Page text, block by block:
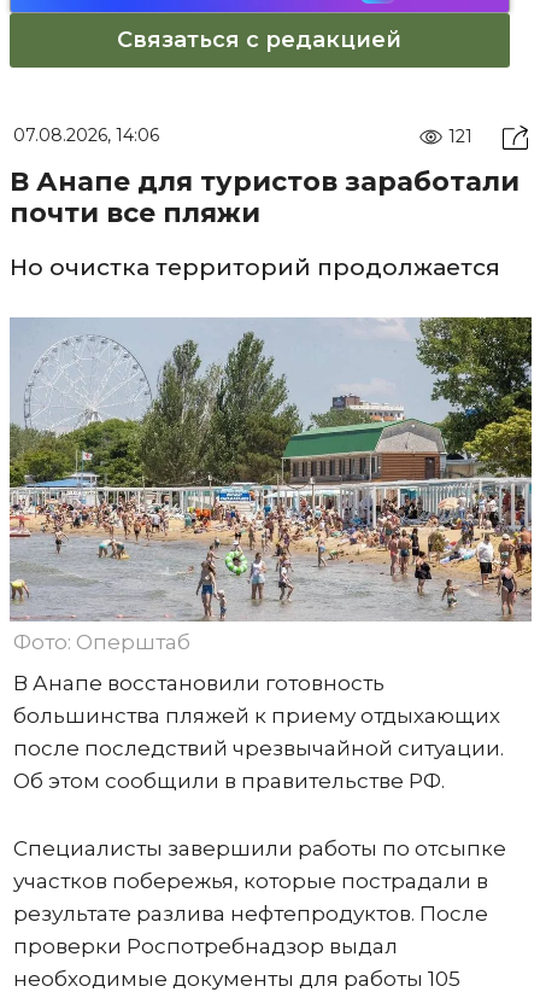
Связаться с редакцией
07.08.2026, 14:06 121
В Анапе для туристов заработали
почти все пляжи
Но очистка территорий продолжается
Фото: Оперштаб
В Анапе восстановили готовность
большинства пляжей к приему отдыхающих
после последствий чрезвычайной ситуации.
Об этом сообщили в правительстве РФ.
Специалисты завершили работы по отсыпке
участков побережья, которые пострадали в
результате разлива нефтепродуктов. После
проверки Роспотребнадзор выдал
необходимые документы для работы 105